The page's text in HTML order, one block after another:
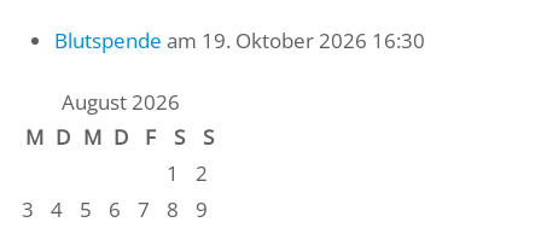
Blutspende am 19. Oktober 2026 16:30
August 2026
M D M D F S
S
1
2
3
4 5 6 7 8
9